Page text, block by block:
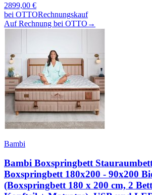
2899,00 €
bei OTTORechnungskauf
Auf Rechnung bei OTTO →
Bambi
Bambi Boxspringbett
Boxspringbett 180x200 - 90x200
(Boxspringbett 180 x 200 cm, 2